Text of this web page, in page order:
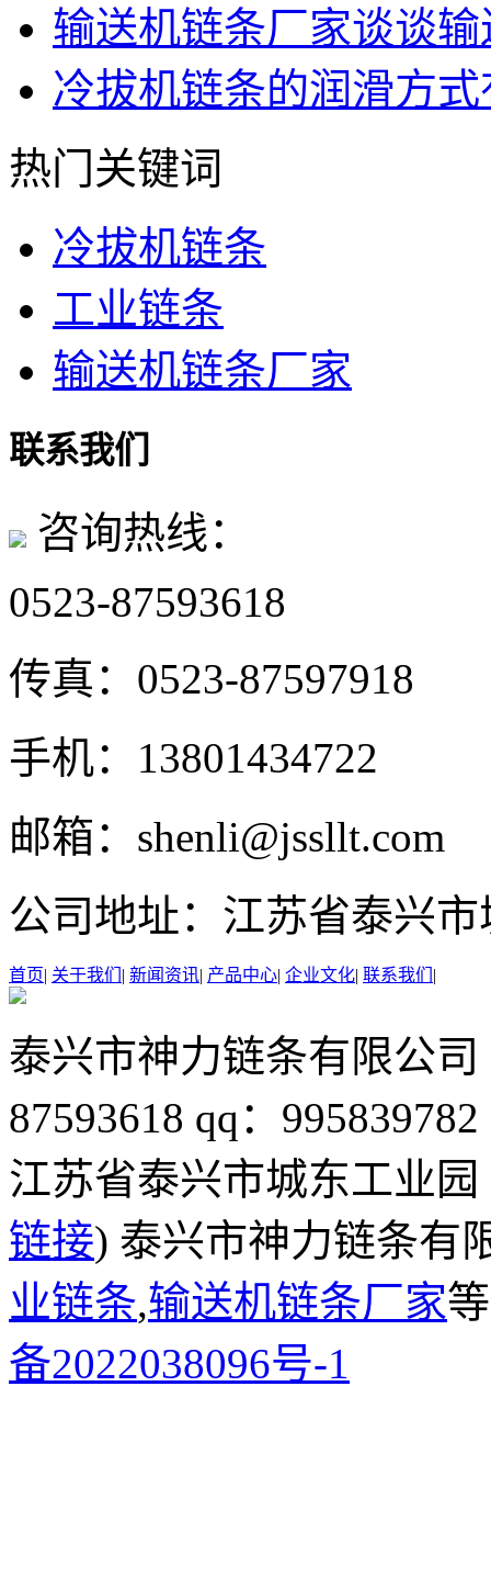
输送机链条厂家谈谈
冷拔机链条的润滑方
热门关键词
冷拔机链条
工业链条
输送机链条厂家
联系我们
咨询热线：
0523-87593618
传真： 0523-87597918
手机： 13801434722
邮箱： shenli@jssllt.com
公司地址： 江苏省泰兴
首页| 关于我们 | 新闻资讯| 产品中心| 企业文化| 联系我们 |
泰兴市神力链条有限公
87593618 qq：995839782
江苏省泰兴市城东工业园
链接) 泰兴市神力链条有
业链条,输送机链条厂家
备2022038096号-1